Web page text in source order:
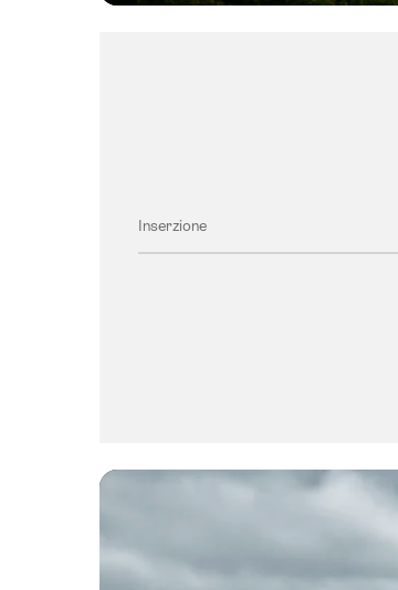
Inserzione